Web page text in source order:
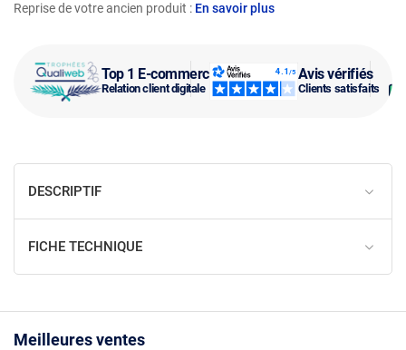
Top 1 E-commerce
Relation client digitale
Avis vérifiés
Clients satisfaits
Reprise de votre ancien produit : En savoir plus
DESCRIPTIF
FICHE TECHNIQUE
Meilleures ventes